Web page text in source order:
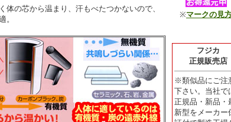
体の芯から温まり、汗もべたつかないので、
。
※マークの見
フジカ
正規販売店
※類似品にご注
下さい。当社で
正規品・新品・
新型をメーカー